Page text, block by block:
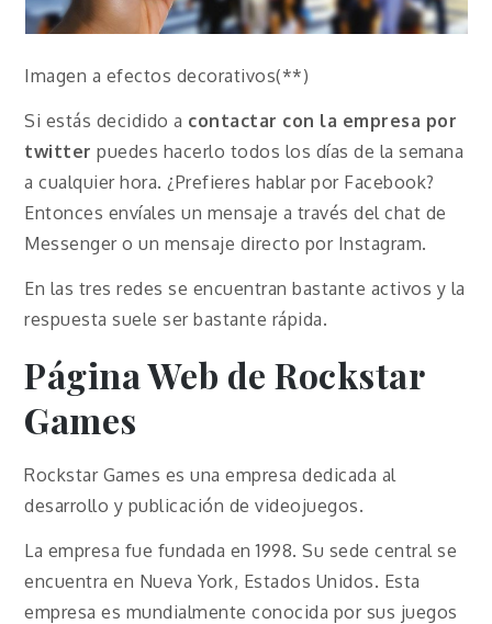
Imagen a efectos decorativos(**)
Si estás decidido a contactar con la empresa por
twitter puedes hacerlo todos los días de la semana
a cualquier hora. ¿Prefieres hablar por Facebook?
Entonces envíales un mensaje a través del chat de
Messenger o un mensaje directo por Instagram.
En las tres redes se encuentran bastante activos y la
respuesta suele ser bastante rápida.
Página Web de Rockstar
Games
Rockstar Games es una empresa dedicada al
desarrollo y publicación de videojuegos.
La empresa fue fundada en 1998. Su sede central se
encuentra en Nueva York, Estados Unidos. Esta
empresa es mundialmente conocida por sus juegos